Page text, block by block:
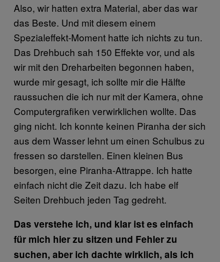
Also, wir hatten extra Material, aber das war
das Beste. Und mit diesem einem
Spezialeffekt-Moment hatte ich nichts zu tun.
Das Drehbuch sah 150 Effekte vor, und als
wir mit den Dreharbeiten begonnen haben,
wurde mir gesagt, ich sollte mir die Hälfte
raussuchen die ich nur mit der Kamera, ohne
Computergrafiken verwirklichen wollte. Das
ging nicht. Ich konnte keinen Piranha der sich
aus dem Wasser lehnt um einen Schulbus zu
fressen so darstellen. Einen kleinen Bus
besorgen, eine Piranha-Attrappe. Ich hatte
einfach nicht die Zeit dazu. Ich habe elf
Seiten Drehbuch jeden Tag gedreht.
Das verstehe ich, und klar ist es einfach
für mich hier zu sitzen und Fehler zu
suchen, aber ich dachte wirklich, als ich